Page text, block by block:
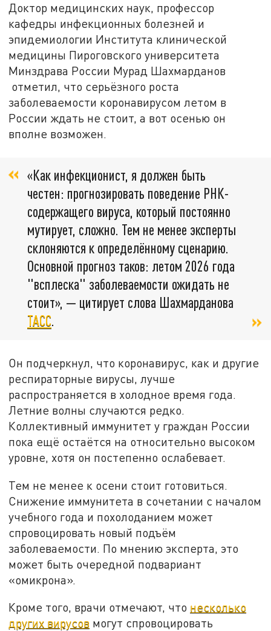
Доктор медицинских наук, профессор
кафедры инфекционных болезней и
эпидемиологии Института клинической
медицины Пироговского университета
Минздрава России Мурад Шахмарданов
отметил, что серьёзного роста
заболеваемости коронавирусом летом в
России ждать не стоит, а вот осенью он
вполне возможен.
«Как инфекционист, я должен быть
честен: прогнозировать поведение РНК-
содержащего вируса, который постоянно
мутирует, сложно. Тем не менее эксперты
склоняются к определённому сценарию.
Основной прогноз таков: летом 2026 года
"всплеска" заболеваемости ожидать не
стоит», — цитирует слова Шахмарданова
ТАСС.
Он подчеркнул, что коронавирус, как и другие
респираторные вирусы, лучше
распространяется в холодное время года.
Летние волны случаются редко.
Коллективный иммунитет у граждан России
пока ещё остаётся на относительно высоком
уровне, хотя он постепенно ослабевает.
Тем не менее к осени стоит готовиться.
Снижение иммунитета в сочетании с началом
учебного года и похолоданием может
спровоцировать новый подъём
заболеваемости. По мнению эксперта, это
может быть очередной подвариант
«омикрона».
Кроме того, врачи отмечают, что несколько
других вирусов могут спровоцировать